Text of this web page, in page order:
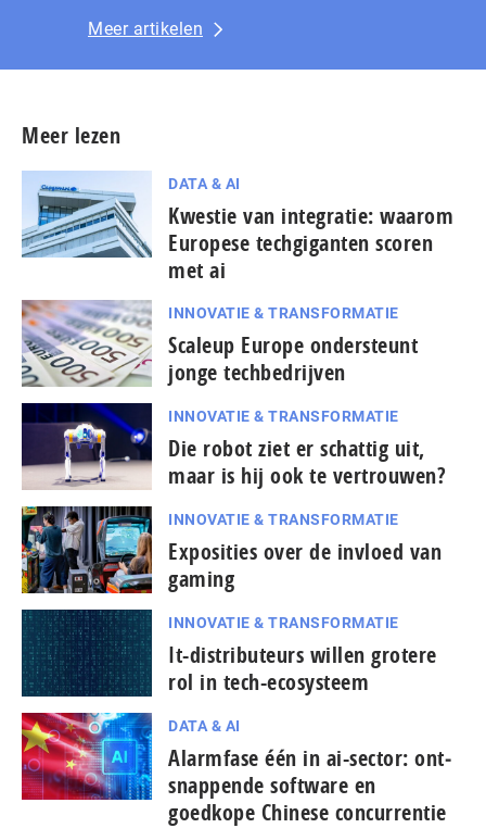
Meer artikelen
Meer lezen
DATA & AI
Kwestie van integratie: waarom
Europese techgiganten scoren
met ai
INNOVATIE & TRANSFORMATIE
Scaleup Europe ondersteunt
jonge techbedrijven
INNOVATIE & TRANSFORMATIE
Die robot ziet er schattig uit,
maar is hij ook te vertrouwen?
INNOVATIE & TRANSFORMATIE
Exposities over de invloed van
gaming
INNOVATIE & TRANSFORMATIE
It-dis­tri­bu­teurs willen grotere
rol in tech-ecosysteem
DATA & AI
Alarmfase één in ai-sector: ont­
snap­pen­de software en
goedkope Chinese con­cur­ren­tie